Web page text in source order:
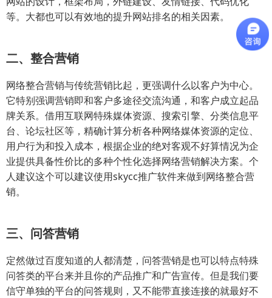
等。大都也可以有效地的提升网站排名的相关因素。
二、整合营销
网络整合营销与传统营销比起，更强调什么以客户为中心。
它特别强调营销即和客户多途径交流沟通，和客户成立起品
牌关系。借用互联网特殊媒体资源、搜索引擎、分类信息平
台、论坛社区等，精确计算分析各种网络媒体资源的定位、
用户行为和投入成本，根据企业的绝对客观不好算情况为企
业提供具备性价比的多种个性化选择网络营销解决方案。个
人建议这个可以建议使用skycc推广软件来做到网络整合营
销。
三、问答营销
定然做过百度知道的人都清楚，问答营销是也可以特点特殊
问答类的平台来并且你的产品推广和广告宣传。但是我们要
信守单独的平台的问答规则，又不能带直接连接的就最好不